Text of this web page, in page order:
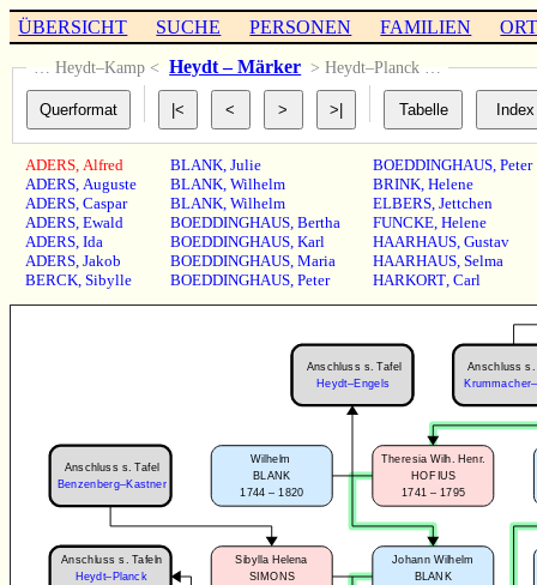
ÜBERSICHT SUCHE PERSONEN FAMILIEN
… Heydt–Kamp < Heydt – Märker > Heydt–Planck …
ADERS,Alfred
ADERS,Auguste
ADERS,Caspar
ADERS,Ewald
ADERS,Ida
ADERS,Jakob
BERCK,Sibylle
BLANK, Julie
BLANK, Wilhelm
BLANK, Wilhelm
BOEDDINGHAUS, Bertha
BOEDDINGHAUS, Karl
BOEDDINGHAUS, Maria
BOEDDINGHAUS, Peter
BOEDDINGHAUS, Peter
BRINK, Helene
ELBERS, Jettchen
FUNCKE, Helene
HAARHAUS, Gustav
HAARHAUS, Selma
HARKORT, Carl
Sibylla Helena
SIMONS
Johann Wilhelm
BLANK
Wilhelm
BLANK
1744 – 1820
Theresia Wilh. Henr.
HOFIUS
1741 – 1795
Anschluss s. Tafel
Benzenberg–Kastner
Anschluss s. Tafel
Heydt–Engels
Anschluss s. Tafeln
Heydt–Planck
Anschluss s.